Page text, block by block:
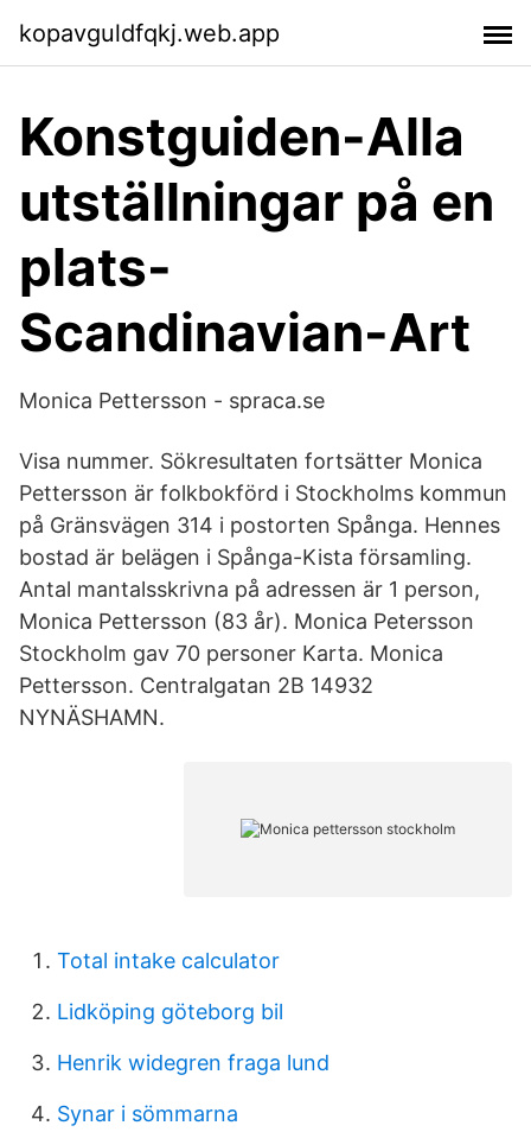
kopavguldfqkj.web.app
Konstguiden-Alla
utställningar på en
plats-
Scandinavian-Art
Monica Pettersson - spraca.se
Visa nummer. Sökresultaten fortsätter Monica
Pettersson är folkbokförd i Stockholms kommun
på Gränsvägen 314 i postorten Spånga. Hennes
bostad är belägen i Spånga-Kista församling.
Antal mantalsskrivna på adressen är 1 person,
Monica Pettersson (83 år). Monica Petersson
Stockholm gav 70 personer Karta. Monica
Pettersson. Centralgatan 2B 14932
NYNÄSHAMN.
Total intake calculator
Lidköping göteborg bil
Henrik widegren fraga lund
Synar i sömmarna